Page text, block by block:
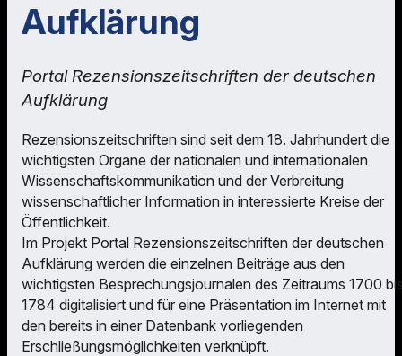
Aufklärung
Portal Rezensionszeitschriften der deutschen
Aufklärung
Rezensionszeitschriften sind seit dem 18. Jahrhundert die
wichtigsten Organe der nationalen und internationalen
Wissenschaftskommunikation und der Verbreitung
wissenschaftlicher Information in interessierte Kreise der
Öffentlichkeit.
Im Projekt Portal Rezensionszeitschriften der deutschen
Aufklärung werden die einzelnen Beiträge aus den
wichtigsten Besprechungsjournalen des Zeitraums 1700
1784 digitalisiert und für eine Präsentation im Internet mit
den bereits in einer Datenbank vorliegenden
Erschließungsmöglichkeiten verknüpft.